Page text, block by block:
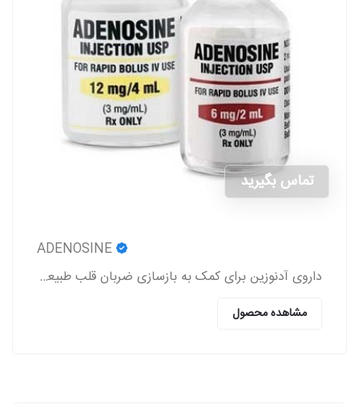
تماس بگیرید
داروی آدنوزین برای کمک به بازسازی ضربان قلب طبیعی در افرادی که دارای اختلالات ریتم قلب هستند، استفاده می‌شود.
مشاهده محصول